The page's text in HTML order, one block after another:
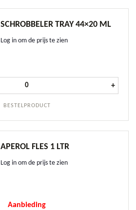
SCHROBBELER TRAY 44×20 ML
Log in om de prijs te zien
BESTELPRODUCT
Schrobbeler tray 44x20 ml aantal
+
APEROL FLES 1 LTR
Log in om de prijs te zien
Aanbieding